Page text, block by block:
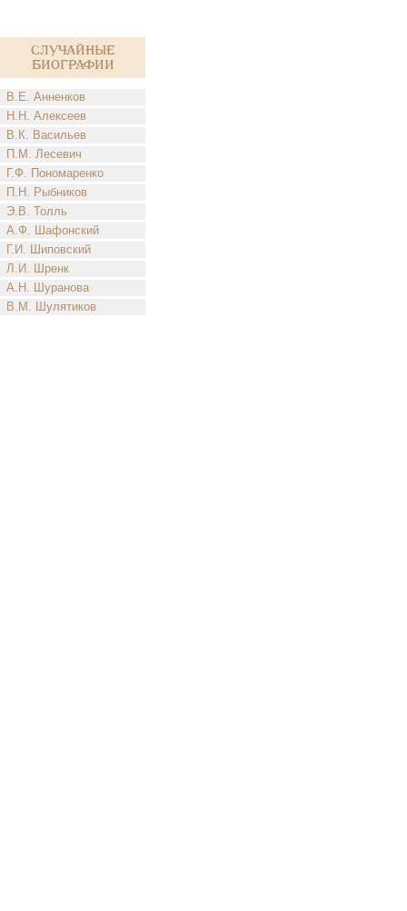
Случайные
биографии
В.Е. Анненков
Н.Н. Алексеев
В.К. Васильев
П.М. Лесевич
Г.Ф. Пономаренко
П.Н. Рыбников
Э.В. Толль
А.Ф. Шафонский
Г.И. Шиповский
Л.И. Шренк
А.Н. Шуранова
В.М. Шулятиков